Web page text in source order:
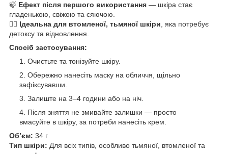
🍃 Ефект після першого використання — шкіра стає
гладенькою, свіжою та сяючою.
🧖‍♀️ Ідеальна для втомленої, тьмяної шкіри, яка потребує
детоксу та відновлення.
Спосіб застосування:
Очистьте та тонізуйте шкіру.
Обережно нанесіть маску на обличчя, щільно
зафіксувавши.
Залиште на 3–4 години або на ніч.
Після зняття не змивайте залишки — просто
вмасуйте в шкіру, за потреби нанесіть крем.
Обʼєм: 34 г
Тип шкіри: Для всіх типів, особливо тьмяної, втомленої та